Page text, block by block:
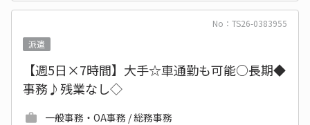
No：TS26-0383955
派遣
【週5日×7時間】大手☆車通勤も可能○長期◆
事務♪残業なし◇
一般事務・OA事務 / 総務事務